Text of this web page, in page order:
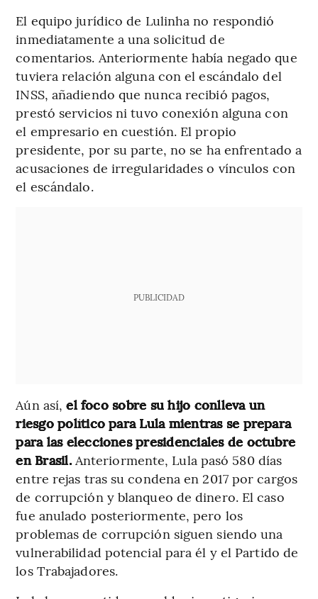
El equipo jurídico de Lulinha no respondió
inmediatamente a una solicitud de
comentarios. Anteriormente había negado que
tuviera relación alguna con el escándalo del
INSS, añadiendo que nunca recibió pagos,
prestó servicios ni tuvo conexión alguna con
el empresario en cuestión. El propio
presidente, por su parte, no se ha enfrentado a
acusaciones de irregularidades o vínculos con
el escándalo.
PUBLICIDAD
Aún así,el foco sobre su hijo conlleva un
riesgo político para Lula mientras se prepara
para las elecciones presidenciales de octubre
en Brasil.Anteriormente, Lula pasó 580 días
entre rejas tras su condena en 2017 por cargos
de corrupción y blanqueo de dinero. El caso
fue anulado posteriormente, pero los
problemas de corrupción siguen siendo una
vulnerabilidad potencial para él y el Partido de
los Trabajadores.